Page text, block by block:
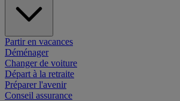
Partir en vacances
Déménager
Changer de voiture
Départ à la retraite
Préparer l'avenir
Conseil assurance